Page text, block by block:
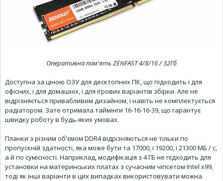
Оперативна пам'ять ZENFAST 4/8/16 / 32Гб
Доступна за ціною ОЗУ для десктопних ПК, що підходить і для
офісних, і для домашніх, і для ігрових варіантів збірки. Але не
відрізняється привабливим дизайном, і навіть не комплектується
радіатором. Зате отримала таймінги 16-16-16-39, що гарантує
швидку роботу в будь-яких умовах.
Планки з різним об'ємом DDR4 відрізняються не тільки по
пропускній здатності, яка може бути та 17000, і 19200, і 21300 МБ / с,
а й по сумісності. Наприклад, модифікація з 4 ГБ не підходить для
установки на материнських платах з сучасним чіпсетом Intel x99,
тоді як інші варіанти в цих випадках використовувати можна.